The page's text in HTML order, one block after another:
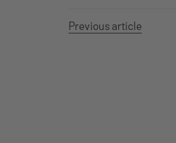
Previous article